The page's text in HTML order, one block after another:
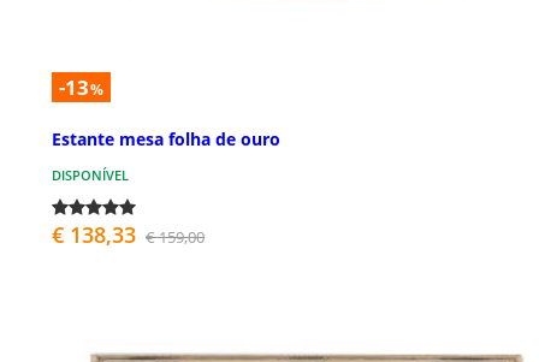
-13%
Estante mesa folha de ouro
DISPONÍVEL
€ 138,33 € 159,00